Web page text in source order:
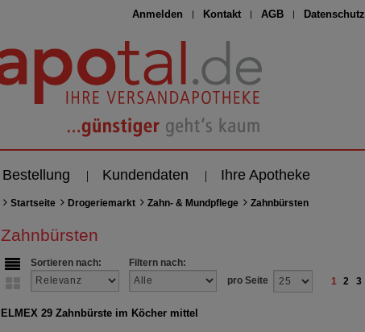
Anmelden Kontakt AGB Datenschutz
Bestellung Kundendaten Ihre Apotheke
Startseite Drogeriemarkt Zahn- & Mundpflege Zahnbürsten
Zahnbürsten
Sortieren nach:
Filtern nach:
pro Seite
1 2 3
ELMEX 29 Zahnbürste im Köcher mittel